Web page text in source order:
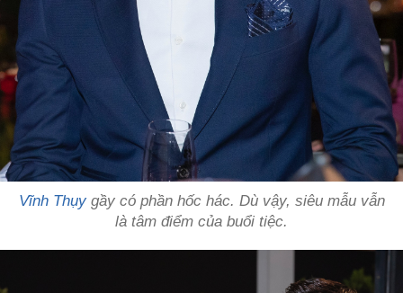
Vĩnh Thụygầy có phần hốc hác. Dù vậy, siêu mẫu vẫn
là tâm điểm của buổi tiệc.